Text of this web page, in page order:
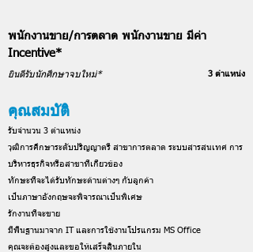
พนักงานขาย/การตลาด พนักงานขาย มีค่า
Incentive*
3 ตำแหน่ง
ยินดีรับนักศึกษาจบใหม่*
คุณสมบัติ
รับจำนวน 3 ตำแหน่ง
วุฒิการศึกษาระดับปริญญาตรี สาขาการตลาด ระบบสารสนเทศ การ
บริหารธุรกิจหรือสาขาที่เกี่ยวข้อง
ทักษะที่จะได้รับทักษะด้านต่างๆ กับลูกค้า
เป็นภาษาอังกฤษจะพิจารณาเป็นพิเศษ
รักงานที่จะขาย
มีพื้นฐานมาจาก IT และการใช้งานโปรแกรม MS Office
คุณจะต้องสูงและขอให้เสร็จสิ้นภายใน